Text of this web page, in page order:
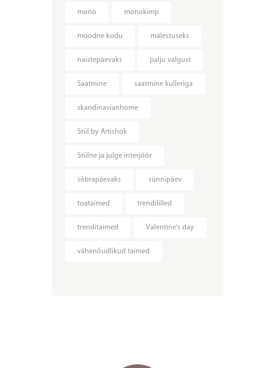
mono monokimp
moodne kodu mälestuseks
naistepäevaks palju valgust
Saatmine saatmine kulleriga
skandinavianhome
Stiil by Artishok
Stiilne ja julge interjöör
sõbrapäevaks sünnipäev
toataimed trendililled
trenditaimed Valentine's day
vähenõudlikud taimed